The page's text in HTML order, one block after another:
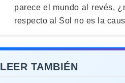
parece el mundo al revés,
respecto al Sol no es la
LEER TAMBIÉN